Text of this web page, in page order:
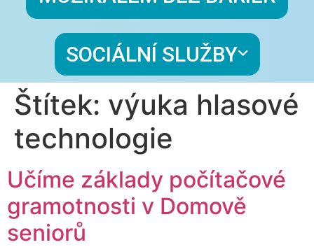
SOCIÁLNÍ SLUŽBY
Štítek: výuka hlasové
technologie
Učíme základy počítačové
gramotnosti v Domově
seniorů